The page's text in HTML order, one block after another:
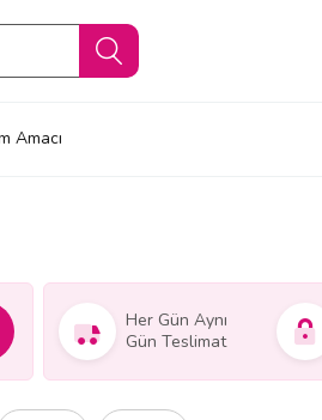
Amacı
Her Gün Aynı
Gün Teslimat